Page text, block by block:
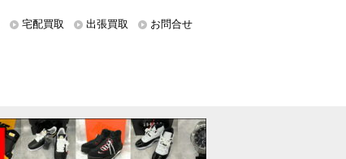
宅配買取 出張買取 お問合せ